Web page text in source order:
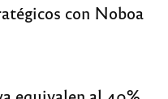
con Noboa